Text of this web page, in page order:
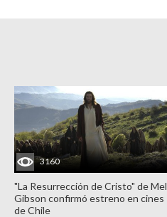
3160
"La Resurrección de Cristo" de Mel
Gibson confirmó estreno en cines
de Chile